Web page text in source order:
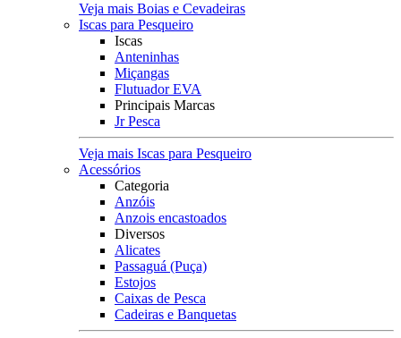
Veja mais Boias e Cevadeiras
Iscas para Pesqueiro
Iscas
Anteninhas
Miçangas
Flutuador EVA
Principais Marcas
Jr Pesca
Veja mais Iscas para Pesqueiro
Acessórios
Categoria
Anzóis
Anzois encastoados
Diversos
Alicates
Passaguá (Puça)
Estojos
Caixas de Pesca
Cadeiras e Banquetas